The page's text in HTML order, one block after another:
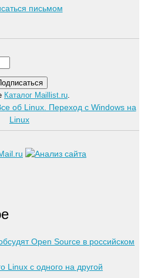
письмом
Каталог Maillist.ru.
Open Source в российском
Linux с одного на другой